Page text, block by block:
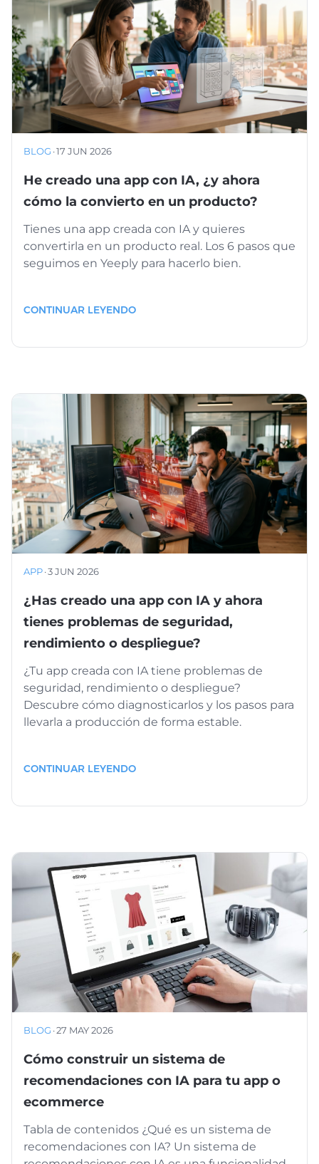
BLOG ·17 JUN 2026
He creado una app con IA, ¿y ahora
cómo la convierto en un producto?
Tienes una app creada con IA y quieres
convertirla en un producto real. Los 6 pasos que
seguimos en Yeeply para hacerlo bien.
CONTINUAR LEYENDO
APP·3 JUN 2026
¿Has creado una app con IA y ahora
tienes problemas de seguridad,
rendimiento o despliegue?
¿Tu app creada con IA tiene problemas de
seguridad, rendimiento o despliegue?
Descubre cómo diagnosticarlos y los pasos para
llevarla a producción de forma estable.
CONTINUAR LEYENDO
BLOG ·27 MAY 2026
Cómo construir un sistema de
recomendaciones con IA para tu app o
ecommerce
Tabla de contenidos ¿Qué es un sistema de
recomendaciones con IA? Un sistema de